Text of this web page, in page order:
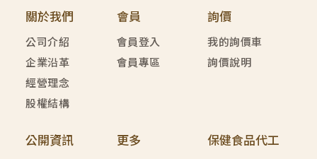
關於我們
公司介紹
企業沿革
經營理念
股權結構
會員
會員登入
會員專區
詢價
我的詢價車
詢價說明
公開資訊 更多 保健食品代工